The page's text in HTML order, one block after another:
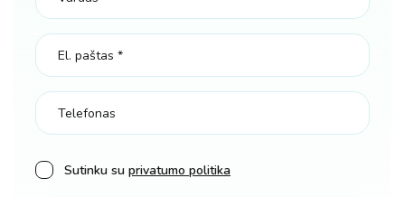
Sutinku su privatumo politika